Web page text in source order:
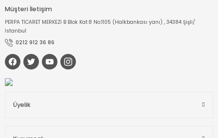
Müşteri İletişim
PERPA TİCARET MERKEZİ B Blok Kat:8 No:1105 (Halkbankası yanı) , 34384 Şişli/
İstanbul
0212 912 36 86
Üyelik